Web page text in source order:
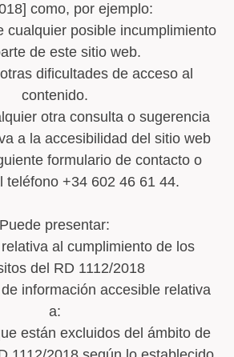
como, por ejemplo:
cualquier posible incumplimiento
de este sitio web.
dificultades de acceso al
contenido.
otra consulta o sugerencia
a la accesibilidad del sitio web
formulario de contacto o
teléfono +34 602 46 61 44.
Puede presentar:
al cumplimiento de los
del RD 1112/2018
información accesible relativa
a:
están excluidos del ámbito de